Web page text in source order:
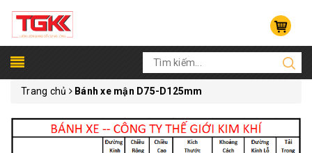
Trang chủ Bánh xe mận D75-D125mm